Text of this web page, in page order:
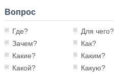
Вопрос
Где? Для чего?
Зачем?
Как?
Какие?
Каким?
Какой?
Какую?